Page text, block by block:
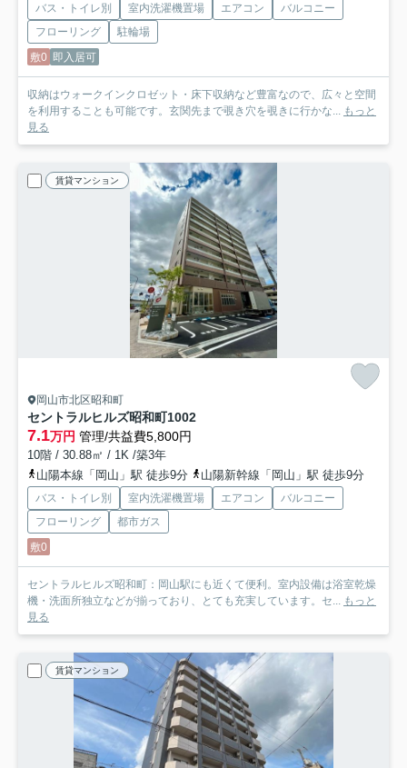
バス・トイレ別 室内洗濯機置場 エアコン
バルコニー
フローリング
駐輪場
敷0 即入居可
収納はウォークインクロゼット・床下収納など豊富なので、広々と空間
を利用することも可能です。玄関先まで覗き穴を覗きに行かな...
もっと
見る
賃貸マンション
岡山市北区昭和町
セントラルヒルズ昭和町1002
7.1万円 管理/共益費5,800円
10階 / 30.88㎡ / 1K /築3年
山陽本線「岡山」駅 徒歩9分
山陽新幹線「岡山」駅 徒歩9分
バス・トイレ別 室内洗濯機置場 エアコン
バルコニー
フローリング
都市ガス
敷0
セントラルヒルズ昭和町：岡山駅にも近くて便利。室内設備は浴室乾燥
機・洗面所独立などが揃っており、とても充実しています。セ...
もっと
見る
賃貸マンション